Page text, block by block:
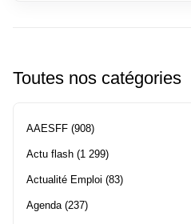
Toutes nos catégories
AAESFF (908)
Actu flash (1 299)
Actualité Emploi (83)
Agenda(237)